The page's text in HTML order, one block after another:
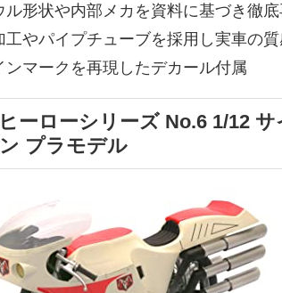
ル形状や内部メカを資料に基づき徹底
工やパイプチューブを採用し実車の
ンマークを再現したデカール付属
ーローシリーズ No.6 1/12
プラモデル